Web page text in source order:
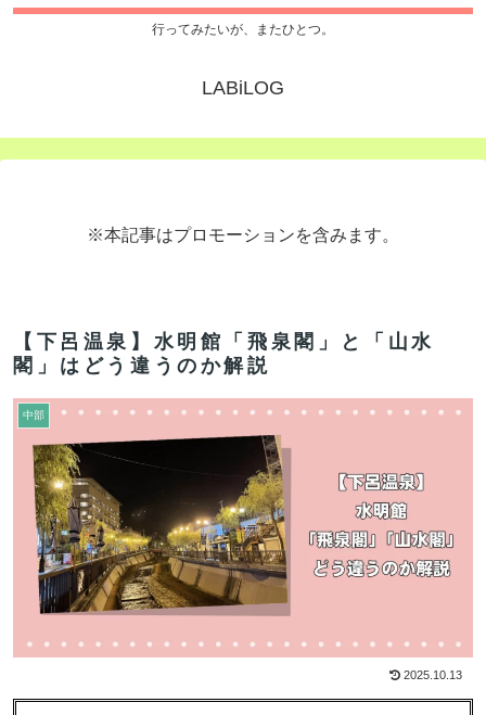
行ってみたいが、またひとつ。
LABiLOG
※本記事はプロモーションを含みます。
【下呂温泉】水明館「飛泉閣」と「山水
閣」はどう違うのか解説
中部
2025.10.13